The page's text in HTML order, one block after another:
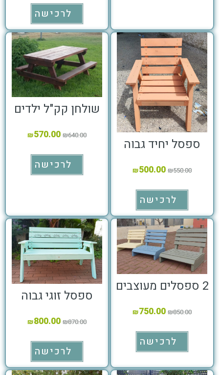
לרכישה
ספסל יחיד גבוה
₪550.00
₪500.00
לרכישה
שולחן קק"ל ילדים
₪640.00
₪570.00
לרכישה
2 ספסלים מעוצבים
₪850.00
₪750.00
לרכישה
ספסל זוגי גבוה
₪870.00
₪800.00
לרכישה